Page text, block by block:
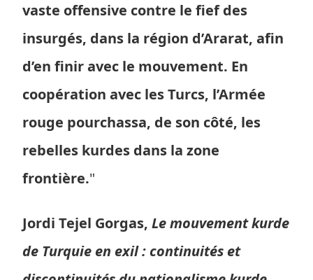
vaste offensive contre le fief des
insurgés, dans la région d’Ararat, afin
d’en finir avec le mouvement. En
coopération avec les Turcs, l’Armée
rouge pourchassa, de son côté, les
rebelles kurdes dans la zone
frontière."
Jordi Tejel Gorgas, Le mouvement kurde
de Turquie en exil : continuités et